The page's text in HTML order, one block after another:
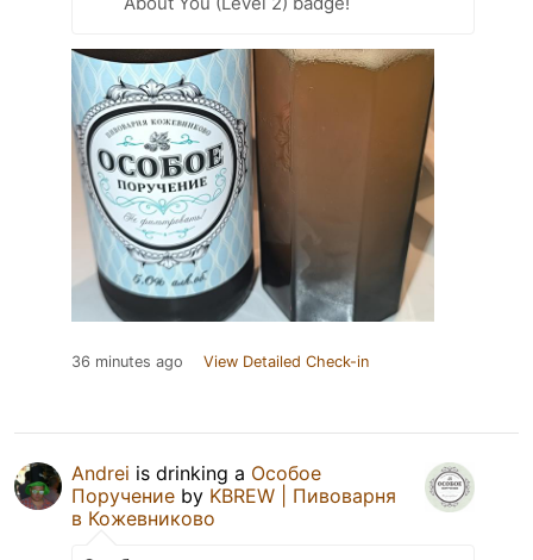
36 minutes ago View Detailed Check-in
Andrei is drinking a Особое
Поручение by KBREW | Пивоварня
в Кожевниково